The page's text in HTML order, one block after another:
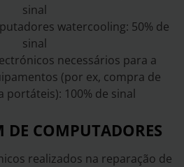
sinal
watercooling: 50% de
sinal
necessários para a
(por ex, compra de
portáteis): 100% de sinal
DE COMPUTADORES
realizados na reparação de